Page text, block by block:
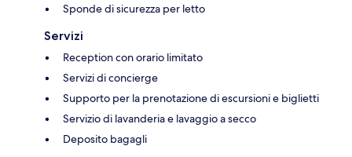
Sponde di sicurezza per letto
Servizi
Reception con orario limitato
Servizi di concierge
Supporto per la prenotazione di escursioni e biglietti
Servizio di lavanderia e lavaggio a secco
Deposito bagagli